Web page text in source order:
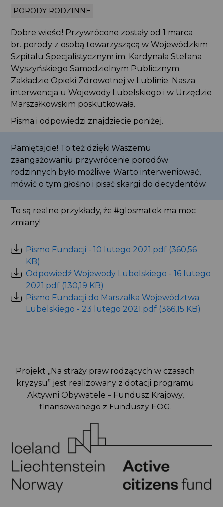
PORODY RODZINNE
Dobre wieści! Przywrócone zostały od 1 marca
br. porody z osobą towarzyszącą w Wojewódzkim
Szpitalu Specjalistycznym im. Kardynała Stefana
Wyszyńskiego Samodzielnym Publicznym
Zakładzie Opieki Zdrowotnej w Lublinie. Nasza
interwencja u Wojewody Lubelskiego i w Urzędzie
Marszałkowskim poskutkowała.
Pisma i odpowiedzi znajdziecie poniżej.
Pamiętajcie! To też dzięki Waszemu
zaangażowaniu przywrócenie porodów
rodzinnych było możliwe. Warto interweniować,
mówić o tym głośno i pisać skargi do decydentów.
To są realne przykłady, że #glosmatek ma moc
zmiany!
Pismo Fundacji - 10 lutego 2021.pdf (360,56
KB)
Odpowiedź Wojewody Lubelskiego - 16 lutego
2021.pdf (130,19 KB)
Pismo Fundacji do Marszałka Województwa
Lubelskiego - 23 lutego 2021.pdf (366,15 KB)
Projekt „Na straży praw rodzących w czasach
kryzysu” jest realizowany z dotacji programu
Aktywni Obywatele – Fundusz Krajowy,
finansowanego z Funduszy EOG.